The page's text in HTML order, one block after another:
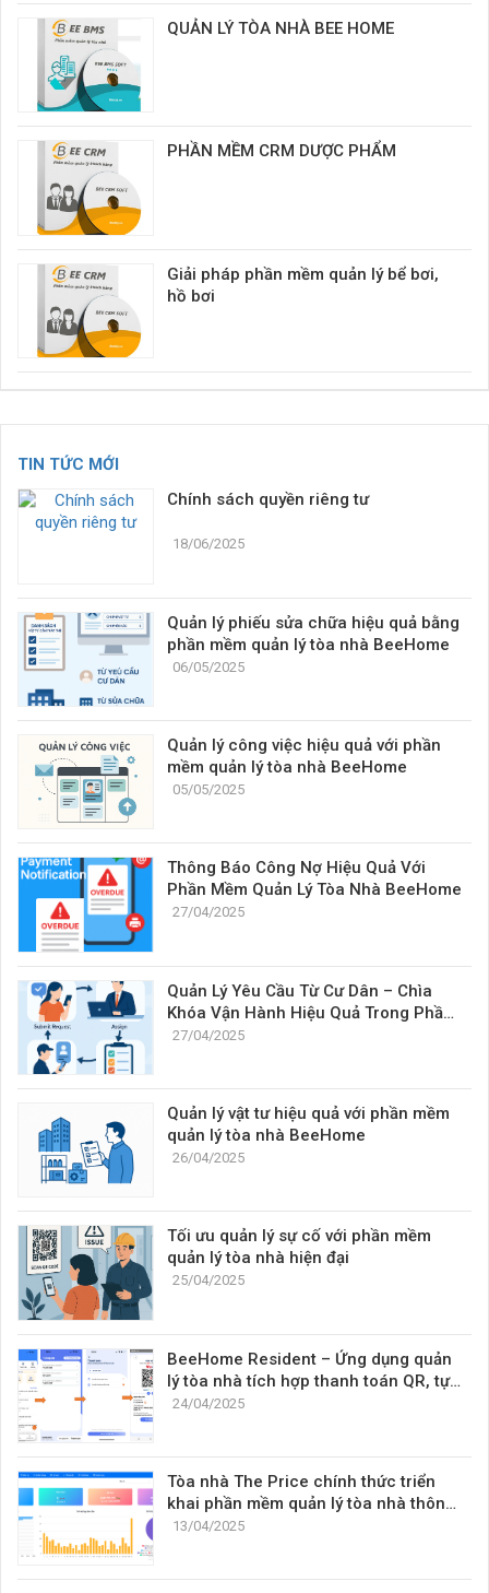
QUẢN LÝ TÒA NHÀ BEE HOME
PHẦN MỀM CRM DƯỢC PHẨM
Giải pháp phần mềm quản lý bể bơi,
hồ bơi
TIN TỨC MỚI
Chính sách quyền riêng tư
18/06/2025
Quản lý phiếu sửa chữa hiệu quả bằng
phần mềm quản lý tòa nhà BeeHome
06/05/2025
Quản lý công việc hiệu quả với phần
mềm quản lý tòa nhà BeeHome
05/05/2025
Thông Báo Công Nợ Hiệu Quả Với
Phần Mềm Quản Lý Tòa Nhà BeeHome
27/04/2025
Quản Lý Yêu Cầu Từ Cư Dân – Chìa
Khóa Vận Hành Hiệu Quả Trong Phần
Mềm Quản Lý Tòa Nhà
27/04/2025
Quản lý vật tư hiệu quả với phần mềm
quản lý tòa nhà BeeHome
26/04/2025
Tối ưu quản lý sự cố với phần mềm
quản lý tòa nhà hiện đại
25/04/2025
BeeHome Resident – Ứng dụng quản
lý tòa nhà tích hợp thanh toán QR, tự
động gạch nợ và chia sẻ tiện lợi
24/04/2025
Tòa nhà The Price chính thức triển
khai phần mềm quản lý tòa nhà thông
minh BeeHome
13/04/2025